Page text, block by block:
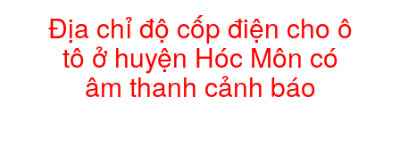
huyệnĐịa chỉ độ cốp điện cho ô
tô ở huyện Hóc Môn có
âm thanh cảnh báo